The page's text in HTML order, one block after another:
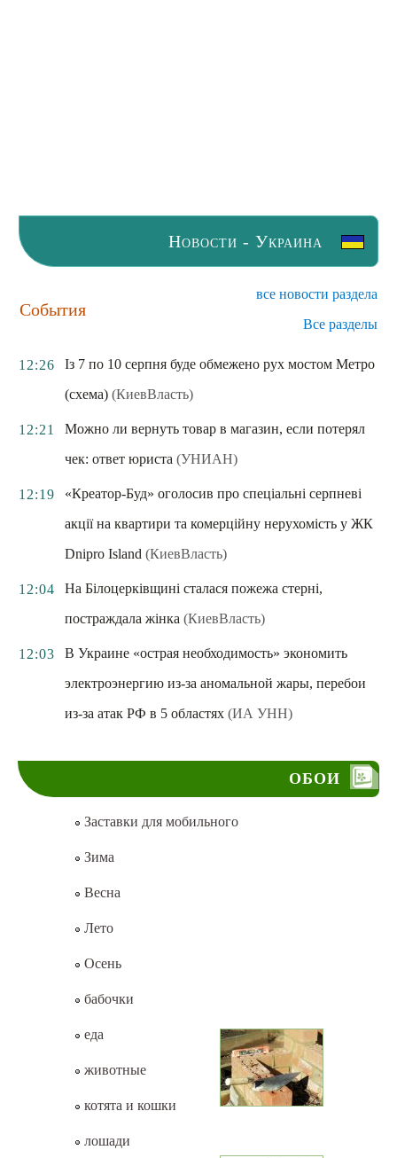
Новости - Украина
События
все новости раздела
Все разделы
12:26
Із 7 по 10 серпня буде обмежено рух мостом Метро
(схема) (КиевВласть)
12:21
Можно ли вернуть товар в магазин, если потерял
чек: ответ юриста (УНИАН)
12:19
«Креатор-Буд» оголосив про спеціальні серпневі
акції на квартири та комерційну нерухомість у ЖК
Dnipro Island (КиевВласть)
12:04
На Білоцерківщині сталася пожежа стерні,
постраждала жінка (КиевВласть)
12:03
В Украине «острая необходимость» экономить
электроэнергию из-за аномальной жары, перебои
из-за атак РФ в 5 областях (ИА УНН)
ОБОИ
Заставки для мобильного
Зима
Весна
Лето
Осень
бабочки
еда
животные
котята и кошки
лошади